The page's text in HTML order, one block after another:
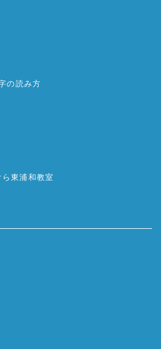
の読み方
東浦和教室